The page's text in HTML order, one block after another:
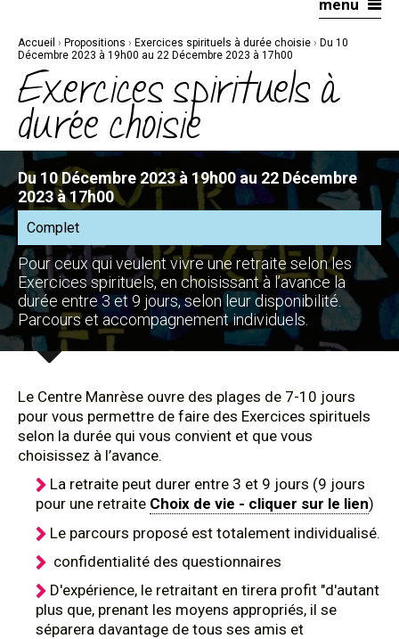
navigation
menu
Accueil › Propositions › Exercices spirituels à durée choisie › Du 10
Décembre 2023 à 19h00 au 22 Décembre 2023 à 17h00
Exercices spirituels à
durée choisie
Du 10 Décembre 2023 à 19h00 au 22 Décembre
2023 à 17h00
Complet
Pour ceux qui veulent vivre une retraite selon les
Exercices spirituels, en choisissant à l’avance la
durée entre 3 et 9 jours, selon leur disponibilité.
Parcours et accompagnement individuels.
Le Centre Manrèse ouvre des plages de 7-10 jours
pour vous permettre de faire des Exercices spirituels
selon la durée qui vous convient et que vous
choisissez à l’avance.
La retraite peut durer entre 3 et 9 jours (9 jours
pour une retraite Choix de vie - cliquer sur le lien)
Le parcours proposé est totalement individualisé.
confidentialité des questionnaires
D'expérience, le retraitant en tirera profit "d'autant
plus que, prenant les moyens appropriés, il se
séparera davantage de tous ses amis et